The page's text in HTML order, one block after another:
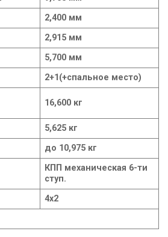
2,400 мм
2,915 мм
5,700 мм
2+1 (+спальное место)
1 6,600 кг
5,625 кг
до 10,975 кг
КПП механическая 6-ти
ступ.
4х2